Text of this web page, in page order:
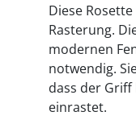
Diese
Rasterung.
modernen
notwendig.
dass der
einrastet.